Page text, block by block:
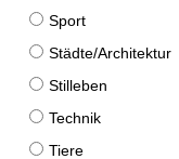
Sport
Städte/Architektur
Stilleben
Technik
Tiere